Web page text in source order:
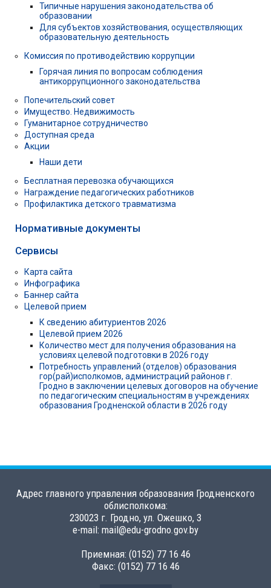
Типичные нарушения законодательства об
образовании
Для субъектов хозяйствования, осуществляющих
образовательную деятельность
Комиссия по противодействию коррупции
Горячая линия по вопросам соблюдения
антикоррупционного законодательства
Попечительский совет
Имущество. Недвижимость
Гуманитарное сотрудничество
Доступная среда
Акции
Наши дети
Бесплатная перевозка обучающихся
Награждение педагогических работников
Профилактика детского травматизма
Нормативные документы
Сервисы
Карта сайта
Инфографика
Баннер сайта
Целевой прием
К сведению абитуриентов 2026
Целевой прием 2026
Количество мест для получения образования на
условиях целевой подготовки в 2026 году
Потребность управлений (отделов) образования
гор(рай)исполкомов, администраций районов г.
Гродно в заключении целевых договоров на обучение
по педагогическим специальностям в учреждениях
образования Гродненской области в 2026 году
Адрес главного управления образования Гродненского
облисполкома:
230023 г. Гродно, ул. Ожешко, 3
e-mail: mail@edu-grodno.gov.by
Приемная: (0152) 77 16 46
Факс: (0152) 77 16 46